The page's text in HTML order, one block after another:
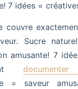
7 idées =
couvre
Sucre
amusante! 7
= saveur